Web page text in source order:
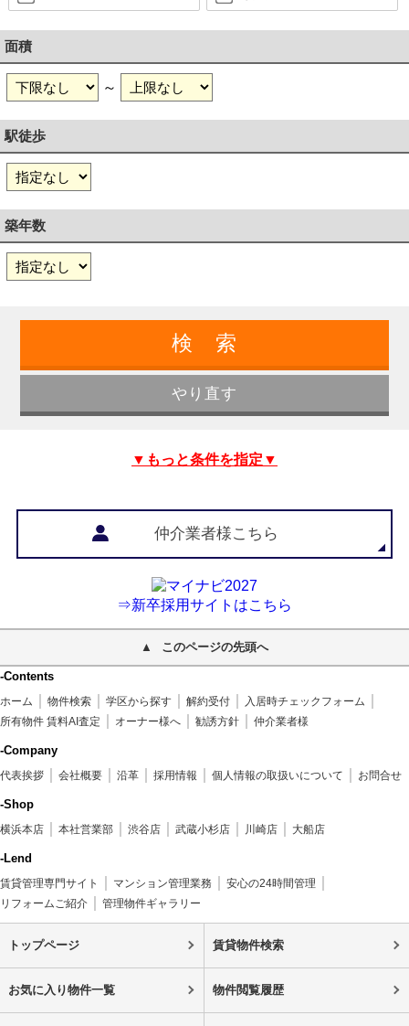
面積
～
駅徒歩
築年数
▼もっと条件を指定▼
仲介業者様こちら
⇒新卒採用サイトはこちら
このページの先頭へ
-Contents
ホーム 物件検索 学区から探す 解約受付
入居時チェックフォーム
所有物件 賃料AI査定
オーナー様へ 勧誘方針 仲介業者様
-Company
代表挨拶 会社概要 沿革 採用情報 個人情報の取扱いについて お問合せ
-Shop
横浜本店 本社営業部 渋谷店 武蔵小杉店 川崎店 大船店
-Lend
賃貸管理専門サイト マンション管理業務
安心の24時間管理
リフォームご紹介
管理物件ギャラリー
トップページ 賃貸物件検索
お気に入り物件一覧 物件閲覧履歴